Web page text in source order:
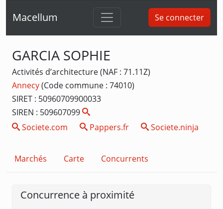
Macellum Se connecter
GARCIA SOPHIE
Activités d’architecture (NAF : 71.11Z)
Annecy(Code commune : 74010)
SIRET : 50960709900033
SIREN : 509607099
Societe.com
Pappers.fr Societe.ninja
Marchés Carte Concurrents
Concurrence à proximité